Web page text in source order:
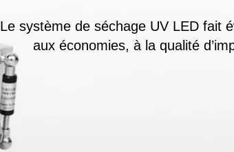
Le système de séchage UV LED fait
aux économies, à la qualité